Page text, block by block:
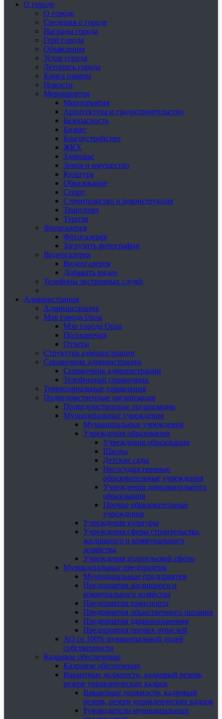
О городе
О городе
Сведения о городе
Награды города
Герб города
Объявления
Устав города
Летопись города
Книга памяти
Новости
Мероприятия
Мероприятия
Архитектура и градостроительство
Безопасность
Бизнес
Благоустройство
ЖКХ
Здоровье
Земля и имущество
Культура
Образование
Спорт
Строительство и реконструкция
Транспорт
Туризм
Фотогалерея
Фотогалерея
Загрузить фотографии
Видеогалерея
Видеогалерея
Добавить видео
Телефоны экстренных служб
Администрация
Администрация
Мэр города Орла
Мэр города Орла
Полномочия
Отчеты
Структура администрации
Справочник администрации
Справочник администрации
Телефонный справочник
Территориальные управления
Подведомственные организации
Подведомственные организации
Муниципальные учреждения
Муниципальные учреждения
Учреждения образования
Учреждения образования
Школы
Детские сады
Негосударственные
образовательные учреждения
Учреждения дополнительного
образования
Прочие образовательные
учреждения
Учреждения культуры
Учреждения сферы строительства,
жилищного и коммунального
хозяйства
Учреждения издательской сферы
Муниципальные предприятия
Муниципальные предприятия
Предприятия жилищного и
коммунального хозяйства
Предприятия транспорта
Предприятия общественного питания
Предприятия здравоохранения
Предприятия прочих отраслей
АО со 100% муниципальной долей
собственности
Кадровое обеспечение
Кадровое обеспечение
Вакантные должности, кадровый резерв,
резерв управленческих кадров
Вакантные должности, кадровый
резерв, резерв управленческих кадров
Руководители муниципальных